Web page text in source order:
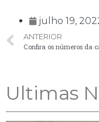
julho 19,
ANTERIOR
Ultimas